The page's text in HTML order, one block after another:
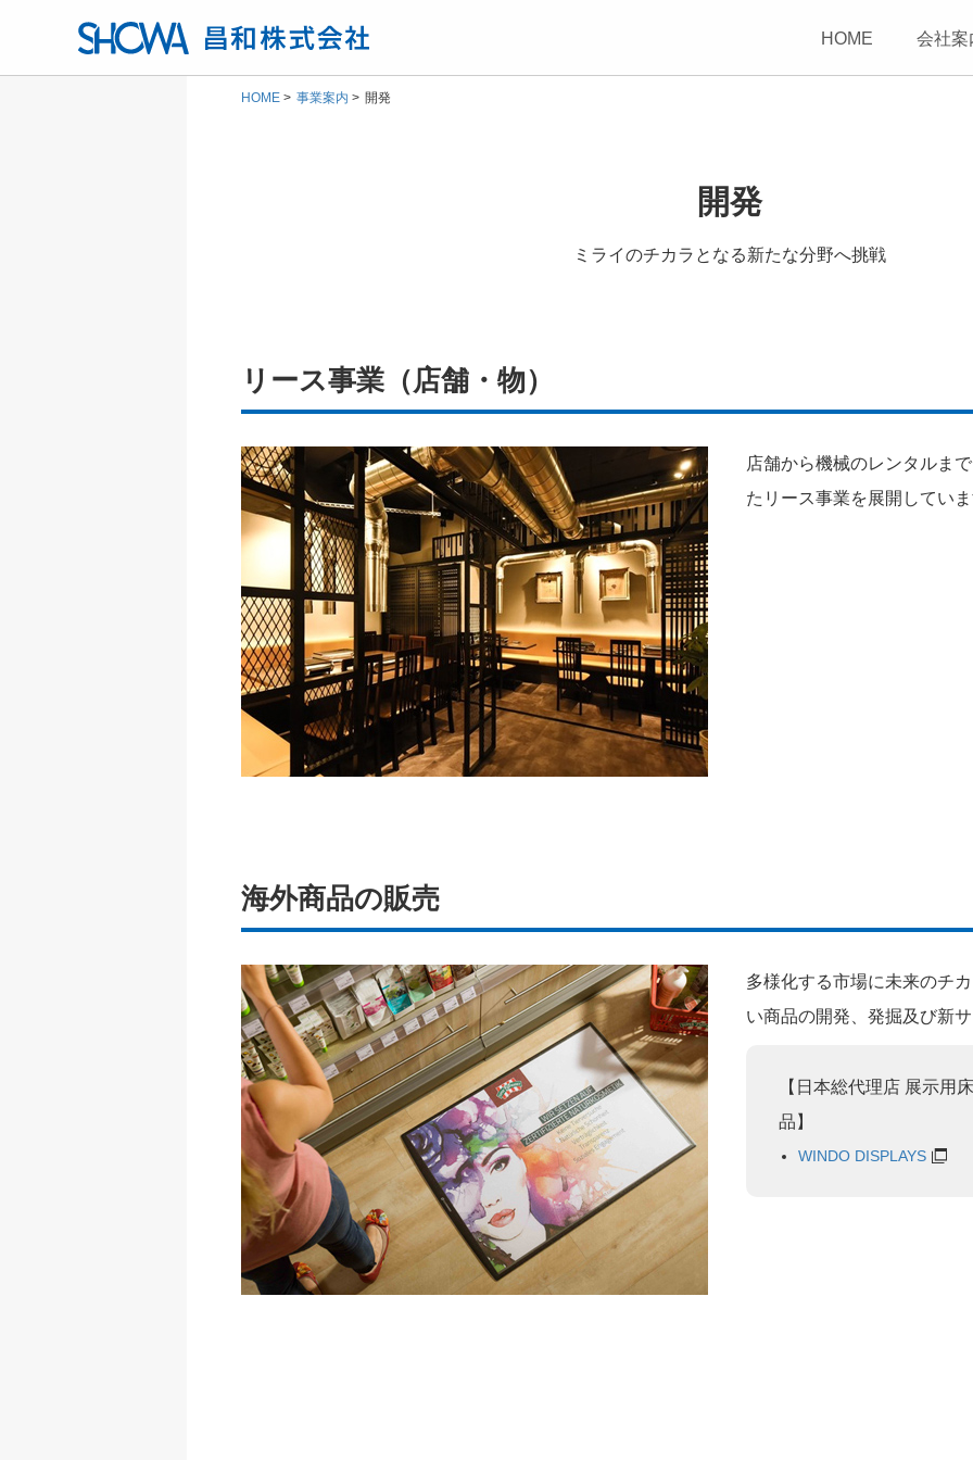
HOME 会社案
HOME 事業案内 開発
開発
ミライのチカラとなる新たな分野へ挑戦
リース事業（店舗・物）
店舗から機械のレンタルま
たリース事業を展開してい
海外商品の販売
多様化する市場に未来のチ
い商品の開発、発掘及び新
【日本総代理店 展示用
品】
WINDO DISPLAYS